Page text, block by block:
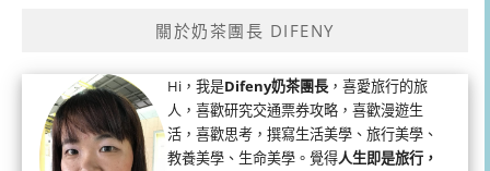
關於奶茶團長 DIFENY
Hi，我是Difeny奶茶團長 ，喜愛旅行的旅
人，喜歡研究交通票券攻略，喜歡漫遊生
活，喜歡思考，撰寫生活美學、旅行美學、
教養美學、生命美學。覺得人生即是旅行，